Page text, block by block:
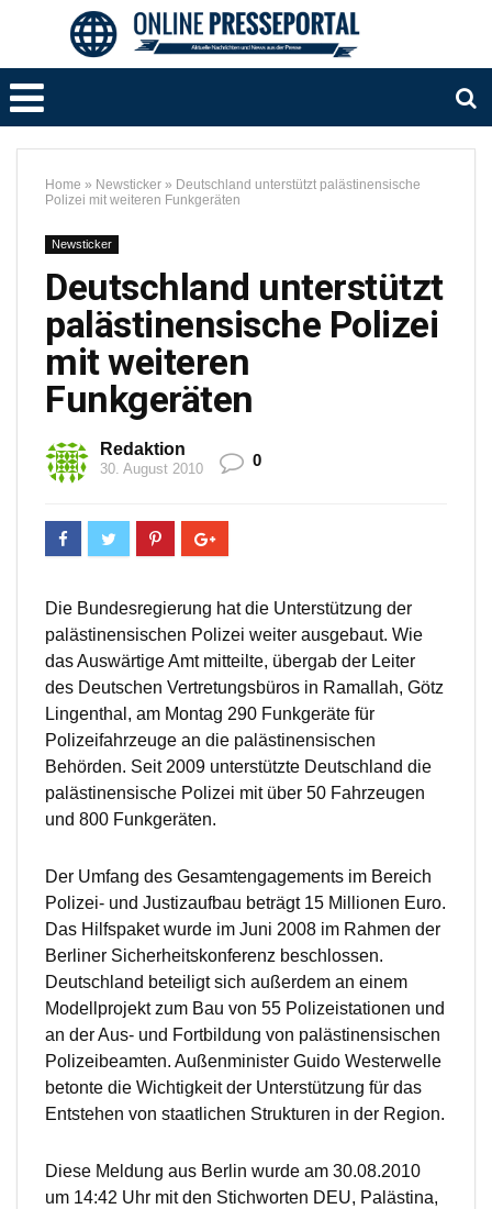
Home » Newsticker » Deutschland unterstützt palästinensische
Polizei mit weiteren Funkgeräten
Newsticker
Deutschland unterstützt
palästinensische Polizei
mit weiteren
Funkgeräten
Redaktion
30. August 2010 0
Die Bundesregierung hat die Unterstützung der
palästinensischen Polizei weiter ausgebaut. Wie
das Auswärtige Amt mitteilte, übergab der Leiter
des Deutschen Vertretungsbüros in Ramallah, Götz
Lingenthal, am Montag 290 Funkgeräte für
Polizeifahrzeuge an die palästinensischen
Behörden. Seit 2009 unterstützte Deutschland die
palästinensische Polizei mit über 50 Fahrzeugen
und 800 Funkgeräten.
Der Umfang des Gesamtengagements im Bereich
Polizei- und Justizaufbau beträgt 15 Millionen Euro.
Das Hilfspaket wurde im Juni 2008 im Rahmen der
Berliner Sicherheitskonferenz beschlossen.
Deutschland beteiligt sich außerdem an einem
Modellprojekt zum Bau von 55 Polizeistationen und
an der Aus- und Fortbildung von palästinensischen
Polizeibeamten. Außenminister Guido Westerwelle
betonte die Wichtigkeit der Unterstützung für das
Entstehen von staatlichen Strukturen in der Region.
Diese Meldung aus Berlin wurde am 30.08.2010
um 14:42 Uhr mit den Stichworten DEU, Palästina,